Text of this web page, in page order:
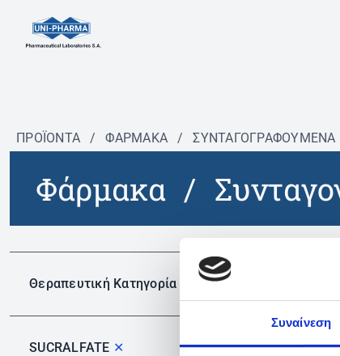
Συναίνεση
ΠΡΟΪΟΝΤΑ / ΦΆΡΜΑΚΑ / ΣΥΝΤΑΓΟΓΡΑΦΟΎΜΕΝΑ
Φάρμακα /
Θεραπευτική Κατηγορία
SUCRALFATE ✕